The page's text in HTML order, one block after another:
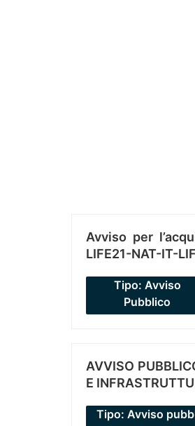
Avviso per
LIFE21-NAT-IT-
Tipo: Avviso
Pubblico
AVVISO
E
Tipo: Avviso